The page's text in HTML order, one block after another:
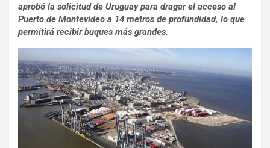
aprobó la solicitud de Uruguay para dragar el acceso al
Puerto de Montevideo a 14 metros de profundidad, lo que
permitirá recibir buques más grandes.